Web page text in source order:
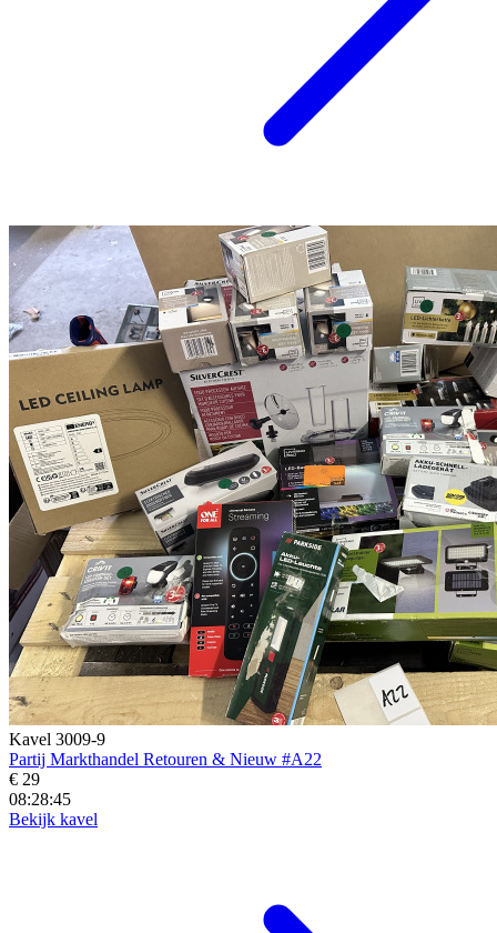
Kavel 3009-9
Partij Markthandel Retouren & Nieuw #A22
€ 29
08:28:43
Bekijk kavel